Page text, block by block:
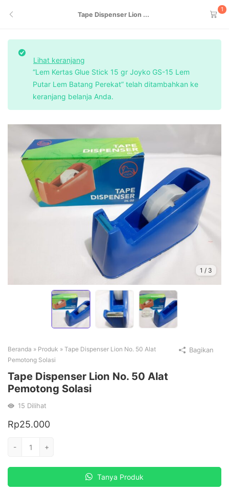
Tape Dispenser Lion ...
1
“Lem Kertas Glue Stick 15 gr Joyko GS-15 Lem
Putar Lem Batang Perekat” telah ditambahkan ke
keranjang belanja Anda.
Lihat keranjang
1 / 3
Beranda » Produk » Tape Dispenser Lion No. 50 Alat
Pemotong Solasi
Tape Dispenser Lion No. 50 Alat
Pemotong Solasi
15 Dilihat
Rp25.000
-
Dispenser
+
Tanya Produk
Bagikan